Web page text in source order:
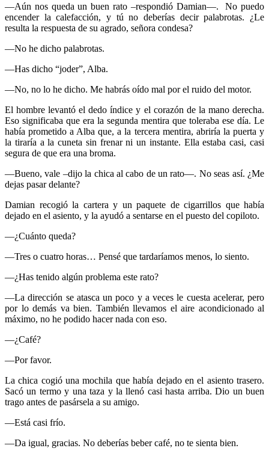
—Aún nos queda un buen rato –respondió Damian—. No puedo
encender la calefacción, y tú no deberías decir palabrotas. ¿Le
resulta la respuesta de su agrado, señora condesa?
—No he dicho palabrotas.
—Has dicho “joder”, Alba.
—No, no lo he dicho. Me habrás oído mal por el ruido del motor.
El hombre levantó el dedo índice y el corazón de la mano derecha.
Eso significaba que era la segunda mentira que toleraba ese día. Le
había prometido a Alba que, a la tercera mentira, abriría la puerta y
la tiraría a la cuneta sin frenar ni un instante. Ella estaba casi, casi
segura de que era una broma.
—Bueno, vale –dijo la chica al cabo de un rato—. No seas así. ¿Me
dejas pasar delante?
Damian recogió la cartera y un paquete de cigarrillos que había
dejado en el asiento, y la ayudó a sentarse en el puesto del copiloto.
—¿Cuánto queda?
—Tres o cuatro horas… Pensé que tardaríamos menos, lo siento.
—¿Has tenido algún problema este rato?
—La dirección se atasca un poco y a veces le cuesta acelerar, pero
por lo demás va bien. También llevamos el aire acondicionado al
máximo, no he podido hacer nada con eso.
—¿Café?
—Por favor.
La chica cogió una mochila que había dejado en el asiento trasero.
Sacó un termo y una taza y la llenó casi hasta arriba. Dio un buen
trago antes de pasársela a su amigo.
—Está casi frío.
—Da igual, gracias. No deberías beber café, no te sienta bien.